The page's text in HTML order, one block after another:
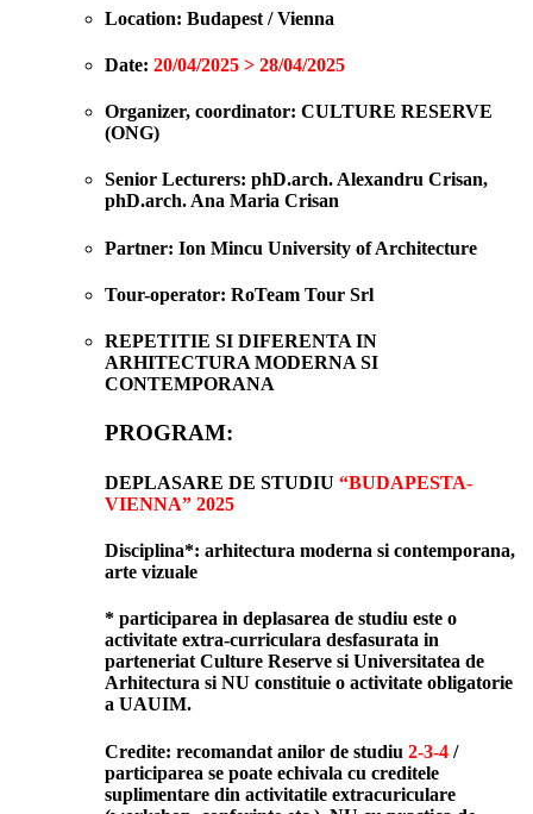
Location: Budapest / Vienna
Date: 20/04/2025 > 28/04/2025
Organizer, coordinator: CULTURE RESERVE
(ONG)
Senior Lecturers: phD.arch. Alexandru Crisan,
phD.arch. Ana Maria Crisan
Partner: Ion Mincu University of Architecture
Tour-operator: RoTeam Tour Srl
REPETITIE SI DIFERENTA IN
ARHITECTURA MODERNA SI
CONTEMPORANA
PROGRAM:
DEPLASARE DE STUDIU “BUDAPESTA-
VIENNA” 2025
Disciplina*: arhitectura moderna si contemporana,
arte vizuale
* participarea in deplasarea de studiu este o
activitate extra-curriculara desfasurata in
parteneriat Culture Reserve si Universitatea de
Arhitectura si NU constituie o activitate obligatorie
a UAUIM.
Credite: recomandat anilor de studiu 2-3-4 /
participarea se poate echivala cu creditele
suplimentare din activitatile extracuriculare